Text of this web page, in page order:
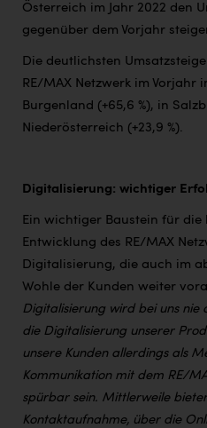
Österreich im Jahr 2022 den
gegenüber dem Vorjahr
Die deutlichsten
RE/MAX Netzwerk im Vorjahr
Burgenland (+65,6 %), in
Niederösterreich (+23,9 %).
Digitalisierung: wichtiger
Ein wichtiger Baustein für
Entwicklung des RE/MAX
Digitalisierung, die auch im
Wohle der Kunden weiter
Digitalisierung wird bei uns nie
die Digitalisierung unserer
unsere Kunden allerdings als
Kommunikation mit dem RE/
spürbar sein. Mittlerweile
Kontaktaufnahme, über die